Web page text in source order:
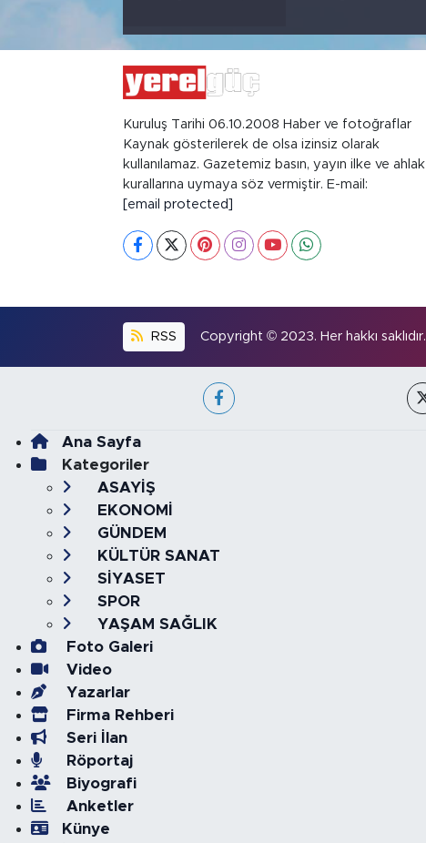
Kuruluş Tarihi 06.10.2008 Haber ve fotoğraflar
Kaynak gösterilerek de olsa izinsiz olarak
kullanılamaz. Gazetemiz basın, yayın ilke ve ahlak
kurallarına uymaya söz vermiştir. E-mail:
[email protected]
RSS Copyright © 2023. Her hakkı saklıdır.
Ana Sayfa
Kategoriler
ASAYİŞ
EKONOMİ
GÜNDEM
KÜLTÜR SANAT
SİYASET
SPOR
YAŞAM SAĞLIK
Foto Galeri
Video
Yazarlar
Firma Rehberi
Seri İlan
Röportaj
Biyografi
Anketler
Künye